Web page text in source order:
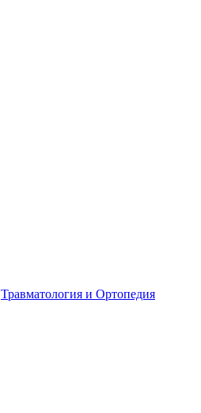
Травматология и Ортопедия